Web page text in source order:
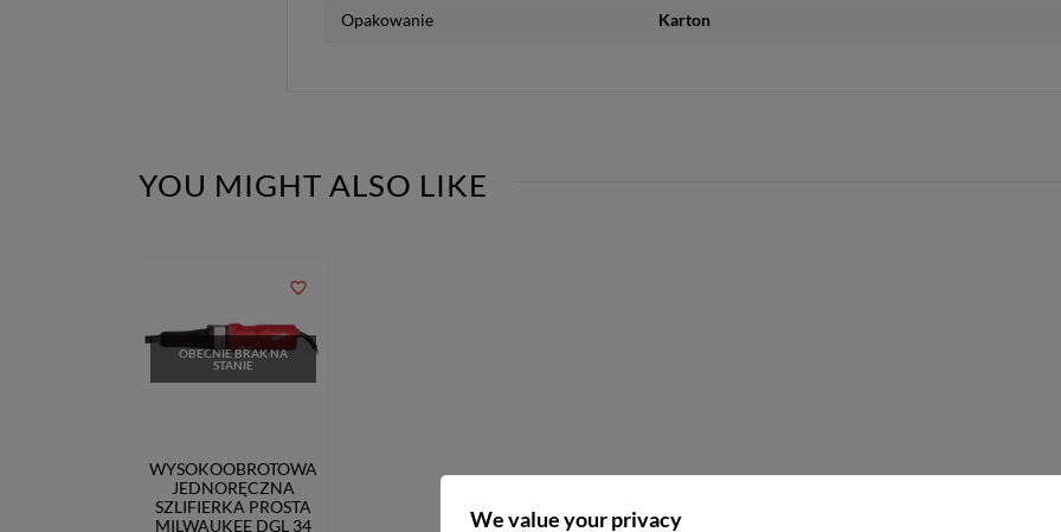
Opakowanie Karton
YOU MIGHT ALSO LIKE
OBECNIE BRAK NA
STANIE
WYSOKOOBROTOWA
JEDNORĘCZNA
SZLIFIERKA PROSTA
MILWAUKEE DGL 34
favorite_border
We value your privacy